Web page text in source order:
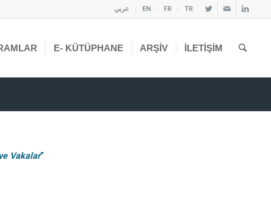
عربي EN FR TR
E- KÜTÜPHANE ARŞIV İLETIŞIM
Vakalar”